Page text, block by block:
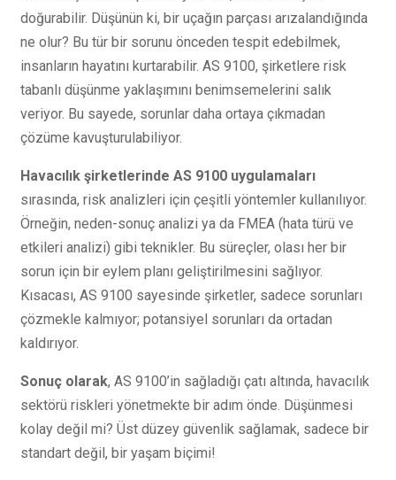
doğurabilir. Düşünün ki, bir uçağın parçası arızalandığında
ne olur? Bu tür bir sorunu önceden tespit edebilmek,
insanların hayatını kurtarabilir. AS 9100, şirketlere risk
tabanlı düşünme yaklaşımını benimsemelerini salık
veriyor. Bu sayede, sorunlar daha ortaya çıkmadan
çözüme kavuşturulabiliyor.
Havacılık şirketlerinde AS 9100 uygulamaları
sırasında, risk analizleri için çeşitli yöntemler kullanılıyor.
Örneğin, neden-sonuç analizi ya da FMEA (hata türü ve
etkileri analizi) gibi teknikler. Bu süreçler, olası her bir
sorun için bir eylem planı geliştirilmesini sağlıyor.
Kısacası, AS 9100 sayesinde şirketler, sadece sorunları
çözmekle kalmıyor; potansiyel sorunları da ortadan
kaldırıyor.
Sonuç olarak, AS 9100’in sağladığı çatı altında, havacılık
sektörü riskleri yönetmekte bir adım önde. Düşünmesi
kolay değil mi? Üst düzey güvenlik sağlamak, sadece bir
standart değil, bir yaşam biçimi!